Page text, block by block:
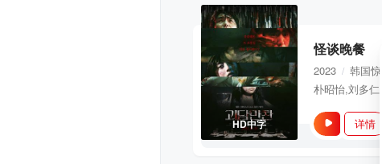
HD中字
怪谈晚餐
2023 / 韩国惊
详情